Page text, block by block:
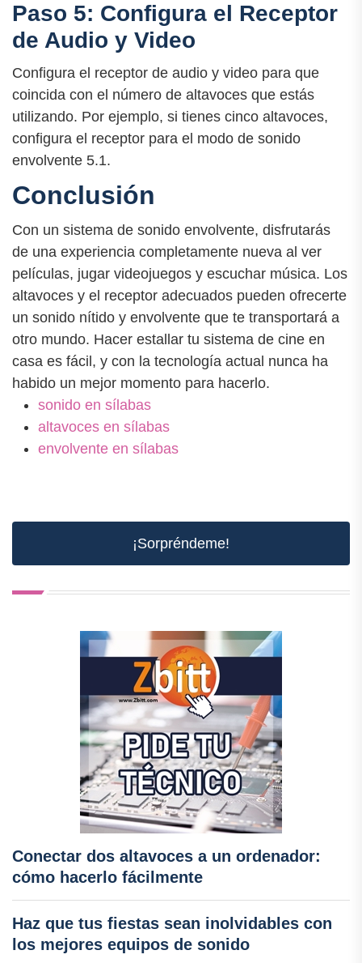
Paso 5: Configura el Receptor
de Audio y Video
Configura el receptor de audio y video para que
coincida con el número de altavoces que estás
utilizando. Por ejemplo, si tienes cinco altavoces,
configura el receptor para el modo de sonido
envolvente 5.1.
Conclusión
Con un sistema de sonido envolvente, disfrutarás
de una experiencia completamente nueva al ver
películas, jugar videojuegos y escuchar música. Los
altavoces y el receptor adecuados pueden ofrecerte
un sonido nítido y envolvente que te transportará a
otro mundo. Hacer estallar tu sistema de cine en
casa es fácil, y con la tecnología actual nunca ha
habido un mejor momento para hacerlo.
sonido en sílabas
altavoces en sílabas
envolvente en sílabas
¡Sorpréndeme!
Conectar dos altavoces a un ordenador:
cómo hacerlo fácilmente
Haz que tus fiestas sean inolvidables con
los mejores equipos de sonido